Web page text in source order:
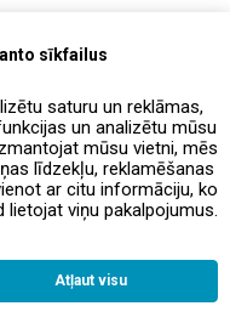
sīkfailus
saturu un reklāmas,
un analizētu mūsu
mūsu vietni, mēs
līdzekļu, reklamēšanas
ar citu informāciju, ko
lietojat viņu pakalpojumus.
Atļaut visu